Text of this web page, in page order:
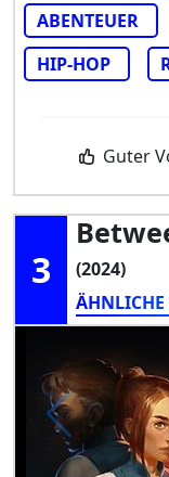
ABENTEUER
HIP-HOP
Guter
3
(2024)
ÄHNLICHE